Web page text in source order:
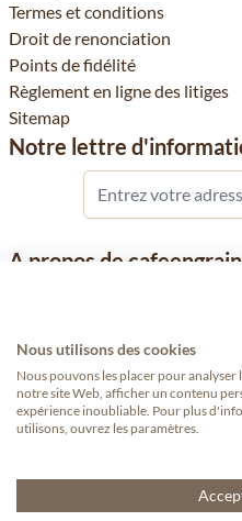
Termes et conditions
Droit de renonciation
Points de fidélité
Règlement en ligne des litiges
Sitemap
Notre lettre
A propos de
concentre sur la vente de
nationale et internationale, tels
café moulu et les dosettes de
made by
Nous utilisons des cookies
Nous pouvons les placer pour
notre site Web, afficher un contenu
expérience inoubliable. Pour plus
utilisons, ouvrez les paramètres.